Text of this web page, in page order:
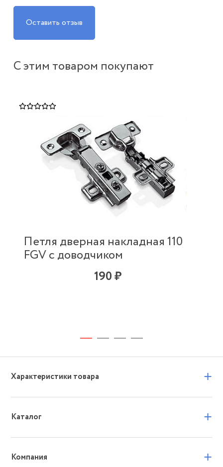
Оставить отзыв
С этим товаром покупают
Петля дверная накладная 110
FGV с доводчиком
190 ₽
Характеристики товара +
Каталог +
Компания +